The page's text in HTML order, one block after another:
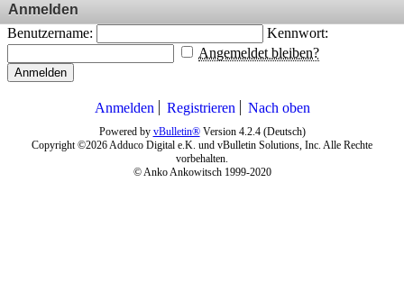
Anmelden
Benutzername:
Kennwort:
Angemeldet bleiben?
Anmelden
Anmelden Registrieren Nach oben
Powered by vBulletin®Version 4.2.4 (Deutsch)
Copyright ©2026 Adduco Digital e.K. und vBulletin Solutions, Inc. Alle Rechte
vorbehalten.
© Anko Ankowitsch 1999-2020